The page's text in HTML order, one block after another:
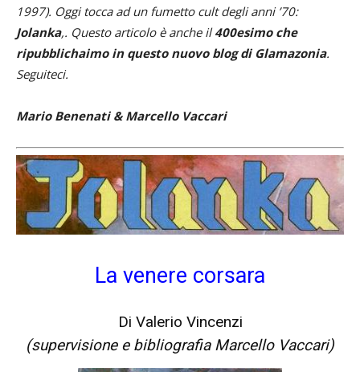
1997). Oggi tocca ad un fumetto cult degli anni ’70:
Jolanka,. Questo articolo è anche il400esimo che
ripubblichaimo in questo nuovo blog di Glamazonia.
Seguiteci.
Mario Benenati & Marcello Vaccari
La venere corsara
Di Valerio Vincenzi
(supervisione e bibliografia Marcello Vaccari)